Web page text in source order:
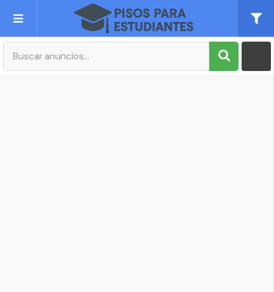
Publica tu Anuncio